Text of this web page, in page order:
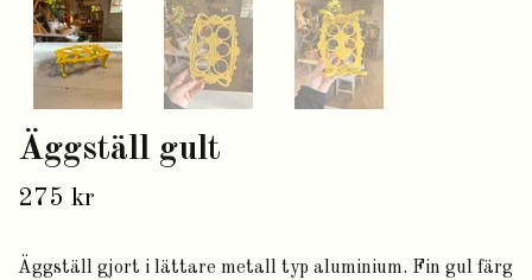
Äggställ gult
275 kr
Äggställ gjort i lättare metall typ aluminium. Fin gul färg